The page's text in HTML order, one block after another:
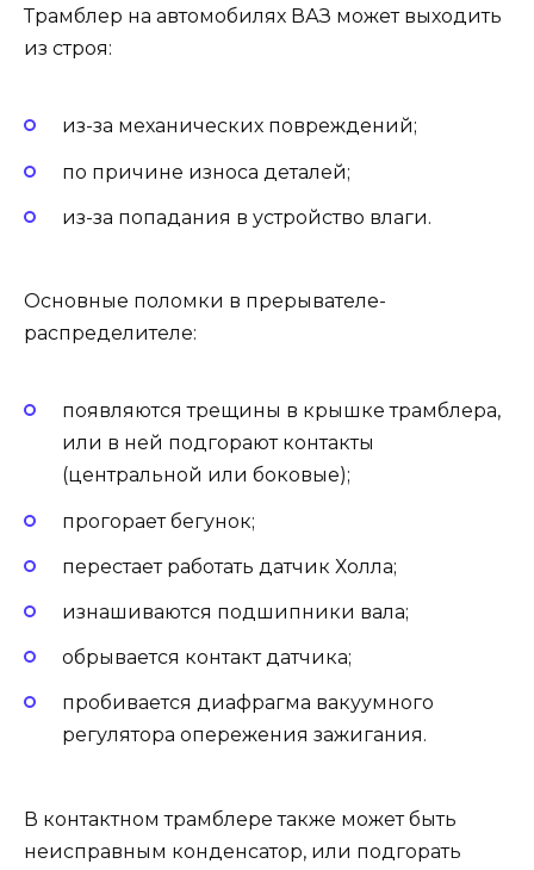
Трамблер на автомобилях ВАЗ может выходить
из строя:
из-за механических повреждений;
по причине износа деталей;
из-за попадания в устройство влаги.
Основные поломки в прерывателе-
распределителе:
появляются трещины в крышке трамблера,
или в ней подгорают контакты
(центральной или боковые);
прогорает бегунок;
перестает работать датчик Холла;
изнашиваются подшипники вала;
обрывается контакт датчика;
пробивается диафрагма вакуумного
регулятора опережения зажигания.
В контактном трамблере также может быть
неисправным конденсатор, или подгорать